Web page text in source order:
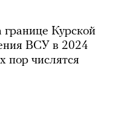
границе Курской
ВСУ в 2024
пор числятся